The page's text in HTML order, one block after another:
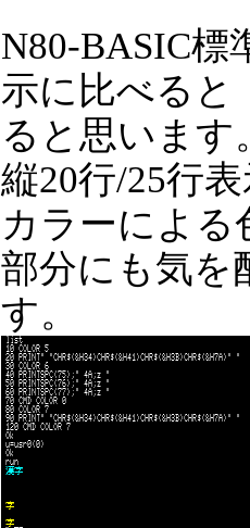
N80-BASIC標
示に比べると
ると思います
縦20行/25行
カラーによる
部分にも気を
す。